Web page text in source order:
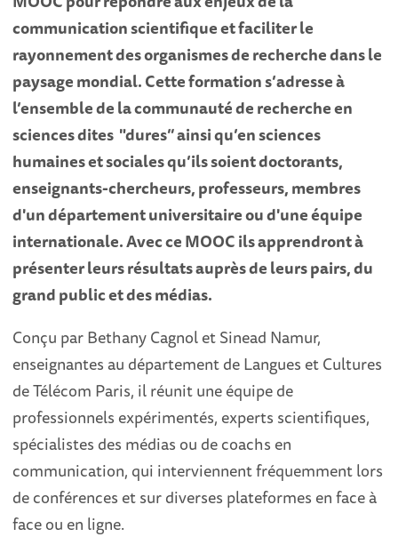
communication scientifique et faciliter le
rayonnement des organismes de recherche dans le
paysage mondial. Cette formation s’adresse à
l’ensemble de la communauté de recherche en
sciences dites "dures” ainsi qu’en sciences
humaines et sociales qu’ils soient doctorants,
enseignants-chercheurs, professeurs, membres
d'un département universitaire ou d'une équipe
internationale. Avec ce MOOC ils apprendront à
présenter leurs résultats auprès de leurs pairs, du
grand public et des médias.
Conçu par Bethany Cagnol et Sinead Namur,
enseignantes au département de Langues et Cultures
de Télécom Paris, il réunit une équipe de
professionnels expérimentés, experts scientifiques,
spécialistes des médias ou de coachs en
communication, qui interviennent fréquemment lors
de conférences et sur diverses plateformes en face à
face ou en ligne.